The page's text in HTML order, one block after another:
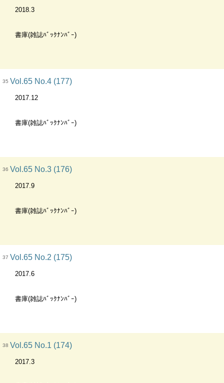
2018.3
書庫(雑誌ﾊﾞｯｸﾅﾝﾊﾞｰ)
35 Vol.65 No.4 (177)
2017.12
書庫(雑誌ﾊﾞｯｸﾅﾝﾊﾞｰ)
36 Vol.65 No.3 (176)
2017.9
書庫(雑誌ﾊﾞｯｸﾅﾝﾊﾞｰ)
37 Vol.65 No.2 (175)
2017.6
書庫(雑誌ﾊﾞｯｸﾅﾝﾊﾞｰ)
38 Vol.65 No.1 (174)
2017.3